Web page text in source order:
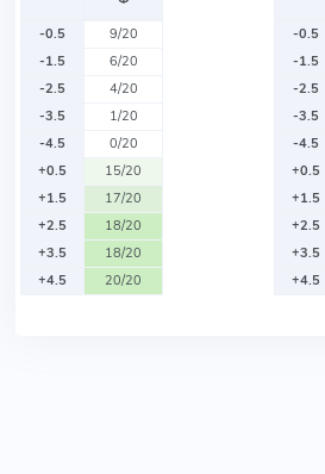
-0.5
9/20
-1.5
6/20
-2.5
4/20
-3.5
1/20
-4.5
0/20
+0.5
15/20
+1.5
17/20
+2.5
18/20
+3.5
18/20
+4.5
20/20
-0.5
-1.5
-2.5
-3.5
-4.5
+0.5
+1.5
+2.5
+3.5
+4.5